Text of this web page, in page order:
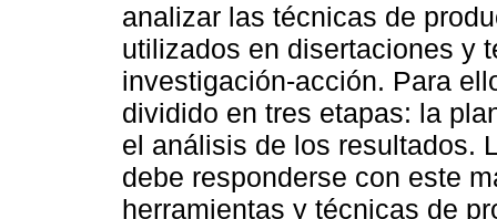
analizar las técnicas de
utilizados en disertaciones y
investigación-acción. Para
dividido en tres etapas: la
el análisis de los resultados.
debe responderse con este
herramientas y técnicas de